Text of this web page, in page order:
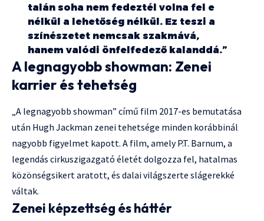
talán soha nem fedeztél volna fel e
nélkül a lehetőség nélkül. Ez teszi a
színészetet nemcsak szakmává,
hanem valódi önfelfedező kalanddá.”
A legnagyobb showman: Zenei
karrier és tehetség
„A legnagyobb showman” című film 2017-es bemutatása
után Hugh Jackman zenei tehetsége minden korábbinál
nagyobb figyelmet kapott. A film, amely P.T. Barnum, a
legendás cirkuszigazgató életét dolgozza fel, hatalmas
közönségsikert aratott, és dalai világszerte slágerekké
váltak.
Zenei képzettség és háttér